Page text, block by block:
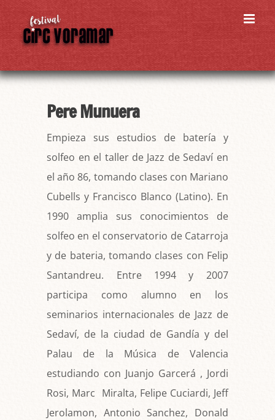
Skip
to
content
Pere Munuera
Empieza sus estudios de batería y
solfeo en el taller de Jazz de Sedaví en
el año 86, tomando clases con Mariano
Cubells y Francisco Blanco (Latino). En
1990 amplia sus conocimientos de
solfeo en el conservatorio de Catarroja
y de bateria, tomando clases con Felip
Santandreu. Entre 1994 y 2007
participa como alumno en los
seminarios internacionales de Jazz de
Sedaví, de la ciudad de Gandía y del
Palau de la Música de Valencia
estudiando con Juanjo Garcerá , Jordi
Rosi, Marc Miralta, Felipe Cuciardi, Jeff
Jerolamon, Antonio Sanchez, Donald